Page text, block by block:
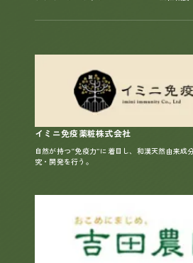
イミニ免疫薬粧株式会社
自然が持つ“免疫力”に着目し、和漢天然由来成
究・開発を行う。